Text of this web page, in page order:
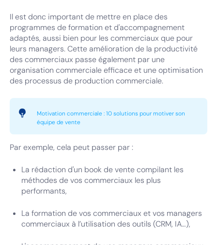
Il est donc important de mettre en place des
programmes de formation et d'accompagnement
adaptés, aussi bien pour les commerciaux que pour
leurs managers. Cette amélioration de la productivité
des commerciaux passe également par une
organisation commerciale efficace et une optimisation
des processus de production commerciale.
Motivation commerciale : 10 solutions pour motiver son
équipe de vente
Par exemple, cela peut passer par :
La rédaction d'un book de vente compilant les
méthodes de vos commerciaux les plus
performants,
La formation de vos commerciaux et vos managers
commerciaux à l’utilisation des outils (CRM, IA…),